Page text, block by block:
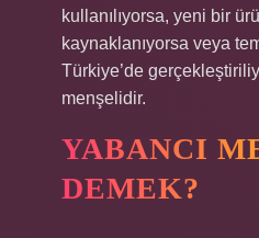
kullanılıyorsa, yeni bir
kaynaklanıyorsa veya
Türkiye’de
menşelidir.
YABANCI
DEMEK?